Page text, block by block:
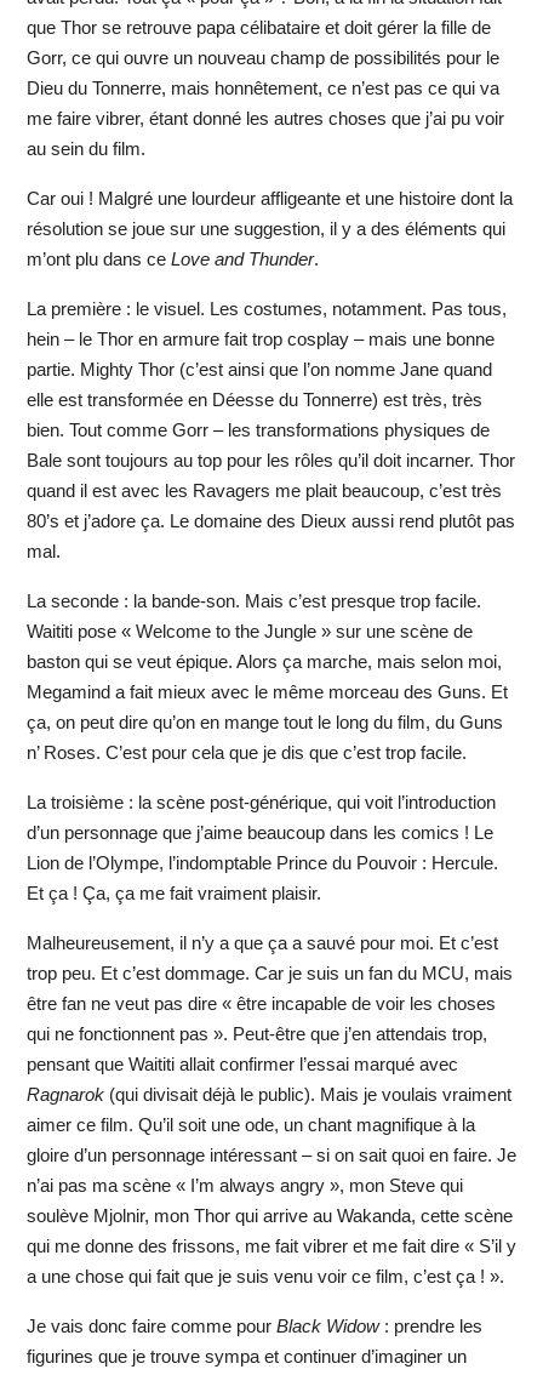
que Thor se retrouve papa célibataire et doit gérer la fille de
Gorr, ce qui ouvre un nouveau champ de possibilités pour le
Dieu du Tonnerre, mais honnêtement, ce n’est pas ce qui va
me faire vibrer, étant donné les autres choses que j’ai pu voir
au sein du film.
Car oui ! Malgré une lourdeur affligeante et une histoire dont la
résolution se joue sur une suggestion, il y a des éléments qui
m’ont plu dans ce Love and Thunder.
La première : le visuel. Les costumes, notamment. Pas tous,
hein – le Thor en armure fait trop cosplay – mais une bonne
partie. Mighty Thor (c’est ainsi que l’on nomme Jane quand
elle est transformée en Déesse du Tonnerre) est très, très
bien. Tout comme Gorr – les transformations physiques de
Bale sont toujours au top pour les rôles qu’il doit incarner. Thor
quand il est avec les Ravagers me plait beaucoup, c’est très
80’s et j’adore ça. Le domaine des Dieux aussi rend plutôt pas
mal.
La seconde : la bande-son. Mais c’est presque trop facile.
Waititi pose « Welcome to the Jungle » sur une scène de
baston qui se veut épique. Alors ça marche, mais selon moi,
Megamind a fait mieux avec le même morceau des Guns. Et
ça, on peut dire qu’on en mange tout le long du film, du Guns
n’ Roses. C’est pour cela que je dis que c’est trop facile.
La troisième : la scène post-générique, qui voit l’introduction
d’un personnage que j’aime beaucoup dans les comics ! Le
Lion de l’Olympe, l’indomptable Prince du Pouvoir : Hercule.
Et ça ! Ça, ça me fait vraiment plaisir.
Malheureusement, il n’y a que ça a sauvé pour moi. Et c’est
trop peu. Et c’est dommage. Car je suis un fan du MCU, mais
être fan ne veut pas dire « être incapable de voir les choses
qui ne fonctionnent pas ». Peut-être que j’en attendais trop,
pensant que Waititi allait confirmer l’essai marqué avec
Ragnarok(qui divisait déjà le public). Mais je voulais vraiment
aimer ce film. Qu’il soit une ode, un chant magnifique à la
gloire d’un personnage intéressant – si on sait quoi en faire. Je
n’ai pas ma scène « I’m always angry », mon Steve qui
soulève Mjolnir, mon Thor qui arrive au Wakanda, cette scène
qui me donne des frissons, me fait vibrer et me fait dire « S’il y
a une chose qui fait que je suis venu voir ce film, c’est ça ! ».
Je vais donc faire comme pour Black Widow: prendre les
figurines que je trouve sympa et continuer d’imaginer un